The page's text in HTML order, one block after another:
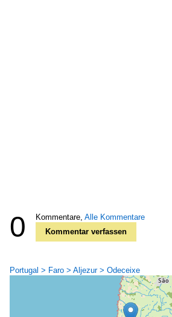
0 Kommentare, Alle Kommentare
Kommentar verfassen
Portugal > Faro > Aljezur > Odeceixe